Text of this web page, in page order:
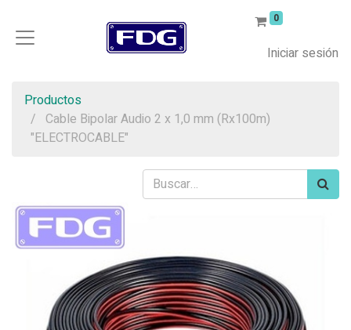
0
Iniciar sesión
Productos
Cable Bipolar Audio 2 x 1,0 mm (Rx100m)
"ELECTROCABLE"